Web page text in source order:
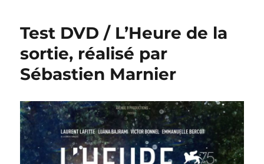
Test DVD / L’Heure de la
sortie, réalisé par
Sébastien Marnier